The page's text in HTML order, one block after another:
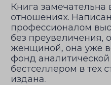
Книга замечательна
отношениях.
профессионалом
без преувеличения,
женщиной, она уже
фонд аналитической
бестселлером в тех
издана.